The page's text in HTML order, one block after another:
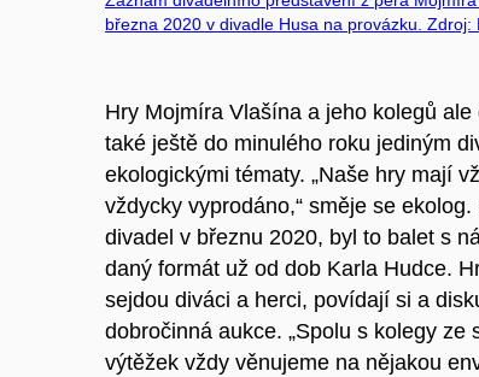
března 2020 v divadle Husa na provázku. Zdroj:
Hry Mojmíra Vlašína a jeho kolegů
také ještě do minulého roku jediným
ekologickými tématy. „Naše hry mají
vždycky vyprodáno,“ směje se
divadel v březnu 2020, byl to balet s
daný formát už od dob Karla Hudce.
sejdou diváci a herci, povídají si a
dobročinná aukce. „Spolu s kolegy
výtěžek vždy věnujeme na nějakou